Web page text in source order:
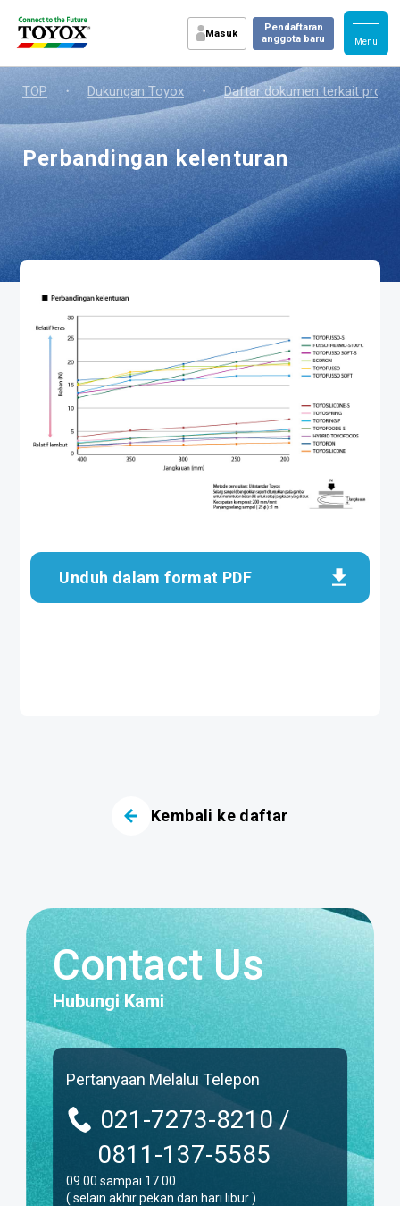
Masuk
Pendaftaran
anggota baru
TOP ・ Dukungan Toyox ・ Daftar dokumen terkait
Perbandingan kelenturan
Unduh dalam format PDF
Kembali ke daftar
Contact Us
Hubungi Kami
Pertanyaan Melalui Telepon
021-7273-8210 /
0811-137-5585
09.00 sampai 17.00
( selain akhir pekan dan hari libur )